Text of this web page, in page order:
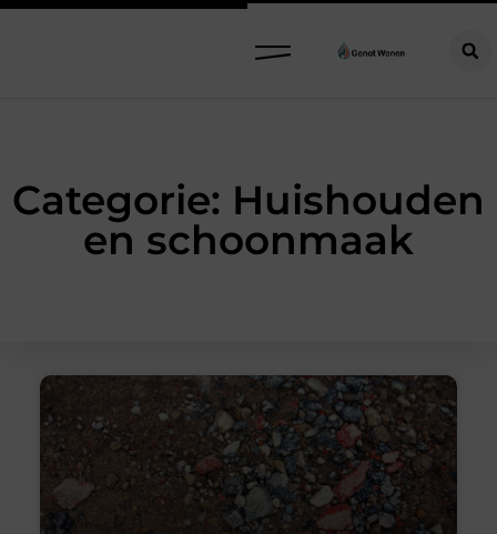
Categorie: Huishouden
en schoonmaak